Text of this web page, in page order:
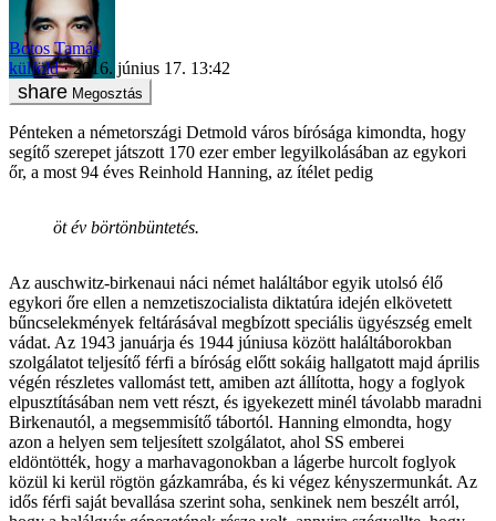
Botos Tamás
külföld
2016. június 17. 13:42
Megosztás
Pénteken a németországi Detmold város bírósága kimondta, hogy
segítő szerepet játszott 170 ezer ember legyilkolásában az egykori
őr, a most 94 éves Reinhold Hanning, az ítélet pedig
öt év börtönbüntetés.
Az auschwitz-birkenaui náci német haláltábor egyik utolsó élő
egykori őre ellen a nemzetiszocialista diktatúra idején elkövetett
bűncselekmények feltárásával megbízott speciális ügyészség emelt
vádat. Az 1943 januárja és 1944 júniusa között haláltáborokban
szolgálatot teljesítő férfi a bíróság előtt sokáig hallgatott majd április
végén részletes vallomást tett, amiben azt állította, hogy a foglyok
elpusztításában nem vett részt, és igyekezett minél távolabb maradni
Birkenautól, a megsemmisítő tábortól. Hanning elmondta, hogy
azon a helyen sem teljesített szolgálatot, ahol SS emberei
eldöntötték, hogy a marhavagonokban a lágerbe hurcolt foglyok
közül ki kerül rögtön gázkamrába, és ki végez kényszermunkát. Az
idős férfi saját bevallása szerint soha, senkinek nem beszélt arról,